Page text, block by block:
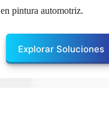
en pintura automotriz.
Explorar Soluciones